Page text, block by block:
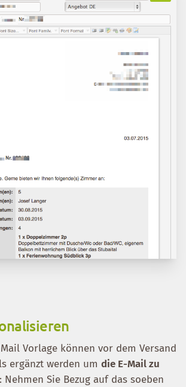
Vorlage können vor dem Versand
ergänzt werden um die E-Mail zu
: Nehmen Sie Bezug auf das soeben